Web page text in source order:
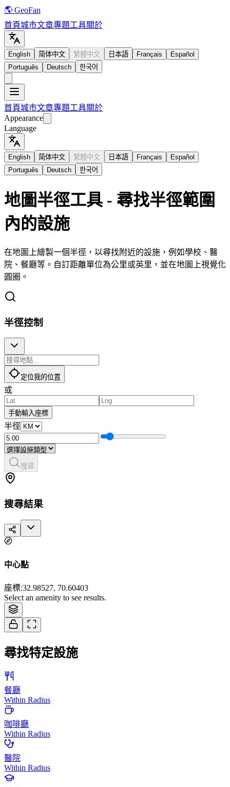
🌎 GeoFan
首頁城市文章專題工具關於
English 简体中文 繁體中文 日本語 Français
Español
Português
Deutsch 한국어
首頁城市文章專題工具關於
Appearance
Language
English 简体中文 繁體中文 日本語 Français
Español
Português
Deutsch 한국어
地圖半徑工具 - 尋找半徑範圍
內的設施
在地圖上繪製一個半徑，以尋找附近的設施，例如學校、醫
院、餐廳等。自訂距離單位為公里或英里，並在地圖上視覺化
圓圈。
半徑控制
定位我的位置
或
手動輸入座標
半徑
搜尋
搜尋結果
中心點
座標:32.98527, 70.60403
Select an amenity to see results.
Tiles © Esri — Source: Esri, i-cubed, USDA, USGS, AEX, GeoEye,
Getmapping, Aerogrid, IGN, IGP, and the GIS User Community
尋找特定設施
餐廳
Within Radius
咖啡廳
Within Radius
醫院
Within Radius